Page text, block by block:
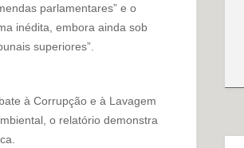
parlamentares” e o
inédita, embora ainda sob
superiores”.
à Corrupção e à Lavagem
o relatório demonstra